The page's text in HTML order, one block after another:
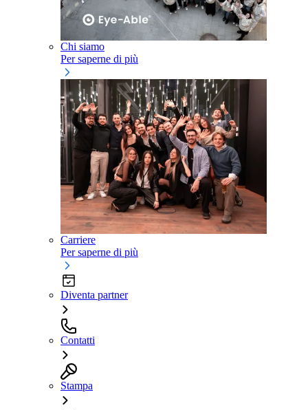
Chi siamo
Per saperne di più
Carriere
Per saperne di più
Diventa partner
Contatti
Stampa